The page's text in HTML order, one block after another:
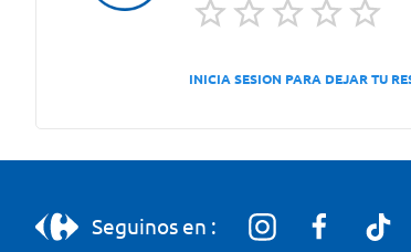
INICIA SESION PARA DEJAR TU
Seguinos en :